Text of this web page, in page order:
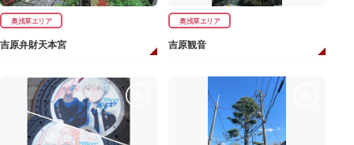
奥浅草エリア
吉原弁財天本宮
奥浅草エリア
吉原観音